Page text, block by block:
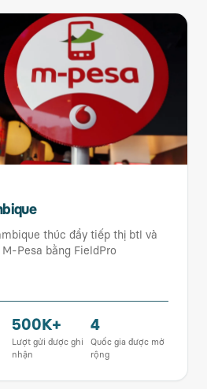
thúc đẩy tiếp thị btl và
Pesa bằng FieldPro
500K+
Lượt gửi được ghi
nhận
4
Quốc gia được mở
rộng